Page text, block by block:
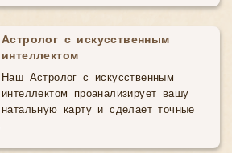
Астролог с искусственным
интеллектом
Наш Астролог с искусственным
интеллектом проанализирует вашу
натальную карту и сделает точные